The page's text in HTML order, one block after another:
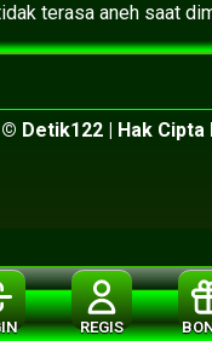
terasa aneh saat
Detik122 | Hak Cipta
REGIS